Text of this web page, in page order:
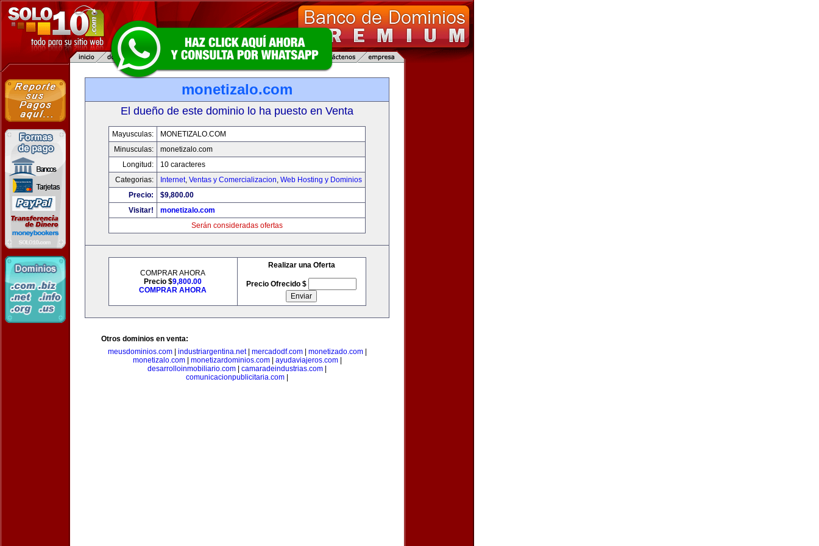
monetizalo.com
El dueño de este dominio lo ha puesto en Venta
Mayusculas:
MONETIZALO.COM
Minusculas:
monetizalo.com
Longitud:
10 caracteres
Categorias:
Internet, Ventas y Comercializacion, Web Hosting y Dominios
Precio:
$9,800.00
Visitar!
monetizalo.com
Serán consideradas ofertas
COMPRAR AHORA
Precio $9,800.00
COMPRAR AHORA
Realizar una Oferta
Precio Ofrecido $
Otros dominios en venta:
meusdominios.com| industriargentina.net| mercadodf.com| monetizado.com|
monetizalo.com| monetizardominios.com| ayudaviajeros.com|
desarrolloinmobiliario.com
camaradeindustrias.com
comunicacionpublicitaria.com